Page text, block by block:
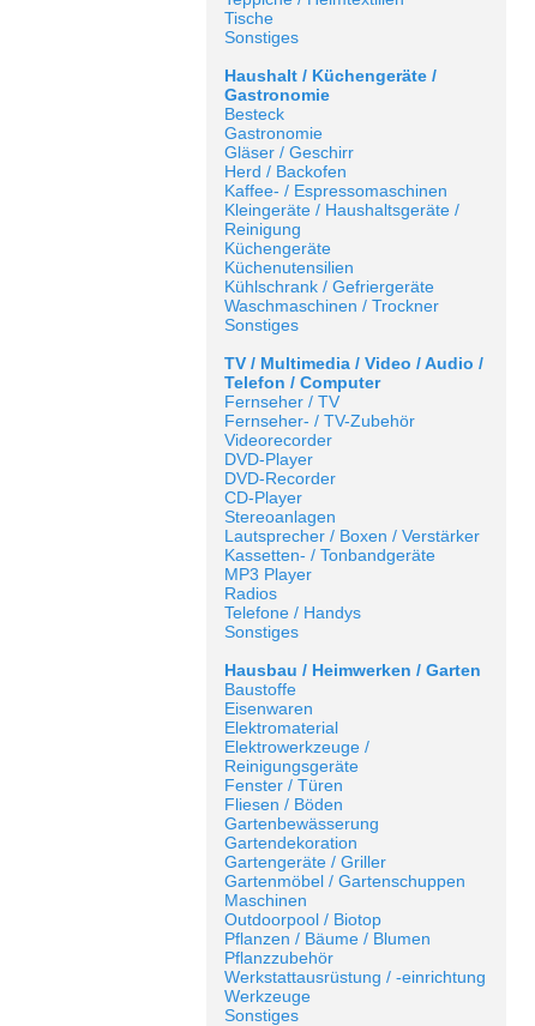
Tische
Sonstiges
Haushalt / Küchengeräte /
Gastronomie
Besteck
Gastronomie
Gläser / Geschirr
Herd / Backofen
Kaffee- / Espressomaschinen
Kleingeräte / Haushaltsgeräte /
Reinigung
Küchengeräte
Küchenutensilien
Kühlschrank / Gefriergeräte
Waschmaschinen / Trockner
Sonstiges
TV / Multimedia / Video / Audio /
Telefon / Computer
Fernseher / TV
Fernseher- / TV-Zubehör
Videorecorder
DVD-Player
DVD-Recorder
CD-Player
Stereoanlagen
Lautsprecher / Boxen / Verstärker
Kassetten- / Tonbandgeräte
MP3 Player
Radios
Telefone / Handys
Sonstiges
Hausbau / Heimwerken / Garten
Baustoffe
Eisenwaren
Elektromaterial
Elektrowerkzeuge /
Reinigungsgeräte
Fenster / Türen
Fliesen / Böden
Gartenbewässerung
Gartendekoration
Gartengeräte / Griller
Gartenmöbel / Gartenschuppen
Maschinen
Outdoorpool / Biotop
Pflanzen / Bäume / Blumen
Pflanzzubehör
Werkstattausrüstung / -einrichtung
Werkzeuge
Sonstiges